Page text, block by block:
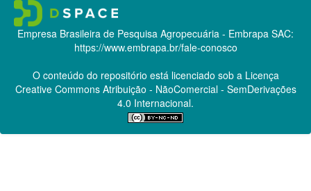
Empresa Brasileira de Pesquisa Agropecuária - Embrapa SAC:
https://www.embrapa.br/fale-conosco
O conteúdo do repositório está licenciado sob a Licença
Creative CommonsAtribuição - NãoComercial - SemDerivações
4.0 Internacional.